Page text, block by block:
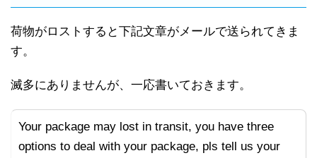
荷物がロストすると下記文章がメールで送られてきま
す。
滅多にありませんが、一応書いておきます。
Your package may lost in transit, you have three
options to deal with your package, pls tell us your